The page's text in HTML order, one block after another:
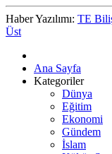
Haber Yazılımı: TE
Üst
Ana Sayfa
Kategoriler
Dünya
Eğitim
Ekonomi
Gündem
İslam